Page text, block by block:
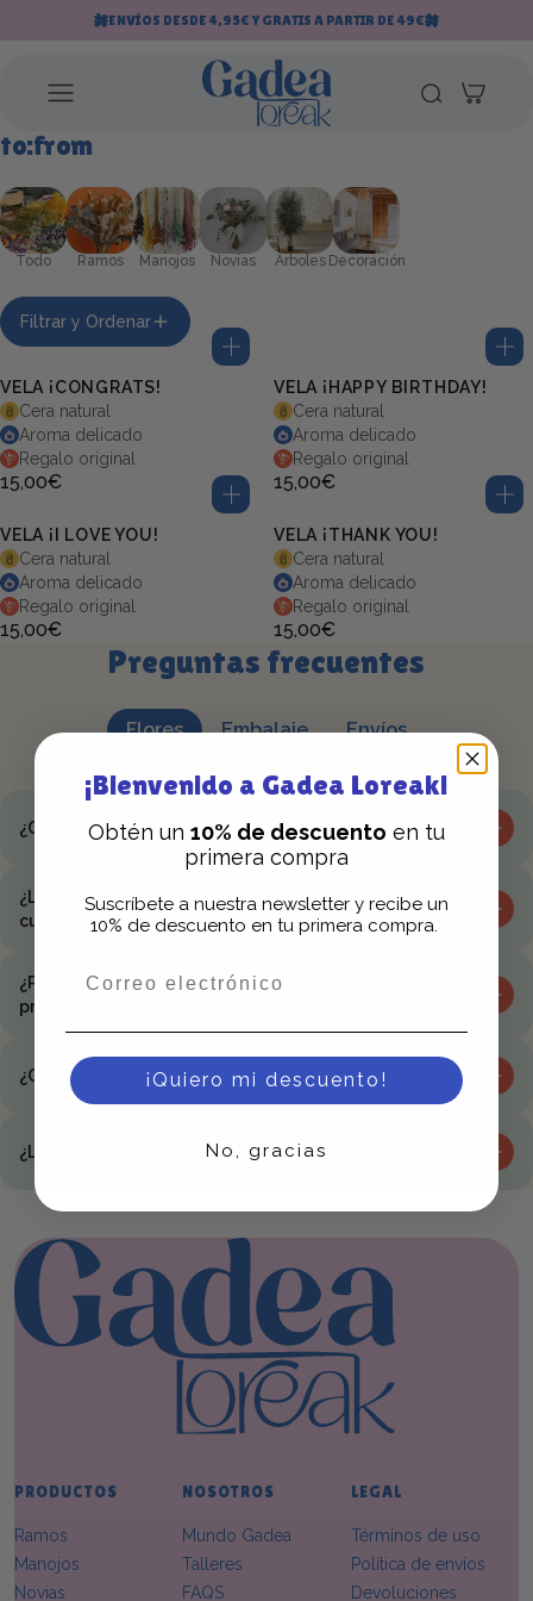
Saltar al contenidoENVÍOS DESDE 4,95€ Y GRATIS A PARTIR DE 49€
to:from
Todo Ramos Manojos Novias Árboles Decoración
Filtrar y Ordenar
VELA ¡CONGRATS!
Cera natural
Aroma delicado
Regalo original
15,00€
VELA ¡HAPPY BIRTHDAY!
Cera natural
Aroma delicado
Regalo original
15,00€
VELA ¡I LOVE YOU!
Cera natural
Aroma delicado
Regalo original
15,00€
VELA ¡THANK YOU!
Cera natural
Aroma delicado
Regalo original
15,00€
Preguntas frecuentes
Flores Embalaje Envíos
¿Cuánto tiempo duran las flores secas y preservadas?
¿Las flores preservadas requieren algún tipo de
cuidado especial?
¿Puedo personalizar mi arreglo floral de flores secas y
preservadas?
¿Cuál es la diferencia entre flores secas y preservadas?
¿Las flores preservadas dan alergia?
PRODUCTOS
Ramos
Manojos
Novias
NOSOTROS
Mundo Gadea
Talleres
FAQS
LEGAL
Términos de uso
Política de envíos
Devoluciones
¡Bienvenido a Gadea Loreak!
Obtén un 10% de descuento en tu
primera compra
Suscríbete a nuestra newsletter y recibe un
10% de descuento en tu primera compra.
¡Quiero mi descuento!
No, gracias